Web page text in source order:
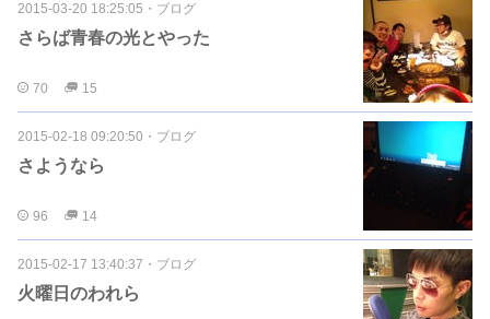
2015-03-20 18:25:05 ・ ブログ
さらば青春の光とやった
70 15
2015-02-18 09:20:50 ・ ブログ
さようなら
96 14
2015-02-17 13:40:37 ・ ブログ
火曜日のわれら